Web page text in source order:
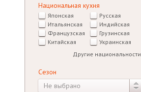
Национальная кухня
Японская
Русская
Итальянская
Индийская
Французская
Грузинская
Китайская
Украинская
Другие национальности
Сезон
Не выбрано